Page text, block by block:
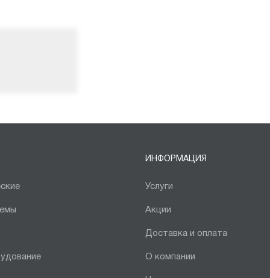
ИНФОРМАЦИЯ
Услуги
Акции
Доставка и оплата
О компании